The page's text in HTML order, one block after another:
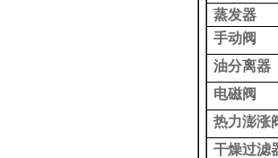
蒸发器
手动阀
油分离器
电磁阀
热力澎涨
干燥过滤